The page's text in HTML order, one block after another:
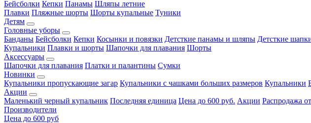
Бейсболки Кепки Панамы Шляпы летние
Плавки Пляжные шорты Шорты купальные Туники
Детям
Головные уборы
Банданы Бейсболки Кепки Косынки и повязки Детсткие панамы и шляпы Детсткие
Купальники Плавки и шорты Шапочки для плавания Шорты
Аксессуары
Шапочки для плавания Платки и палантины Сумки
Новинки
Купальники пропускающие загар Купальники с чашками больших размеров Купальники
Акции
Маленький черный купальник Последняя единица Цена до 600 руб. Акции Распродажа
Производители
Цена до 600 руб